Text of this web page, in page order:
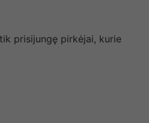
prisijungę pirkėjai, kurie